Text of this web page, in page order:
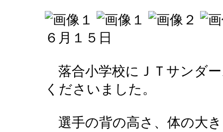
６月１５日
落合小学校にＪＴサンダ
くださいました。
選手の背の高さ、体の大